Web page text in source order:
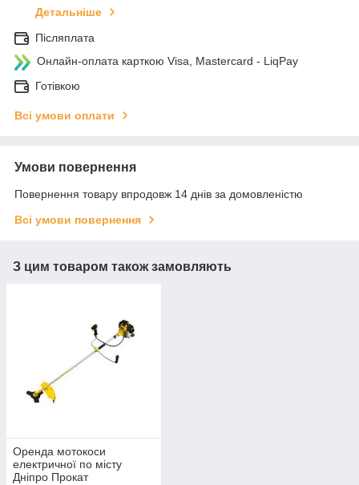
Детальніше
Післяплата
Онлайн-оплата карткою Visa, Mastercard - LiqPay
Готівкою
Всі умови оплати
Умови повернення
Повернення товару впродовж 14 днів за домовленістю
Всі умови повернення
З цим товаром також замовляють
Оренда мотокоси
електричної по місту
Дніпро Прокат